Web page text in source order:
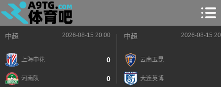
中超 2026-08-15 20:00
上海申花 0
河南队 0
中超 2026-08-15
云南玉昆
大连英博